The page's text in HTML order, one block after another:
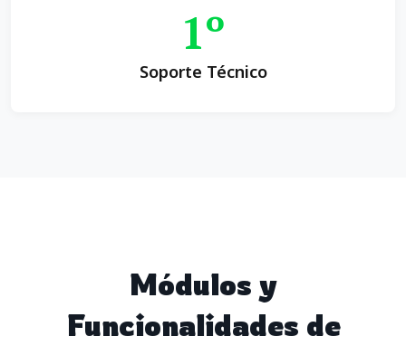
1º
Soporte Técnico
Módulos y
Funcionalidades de